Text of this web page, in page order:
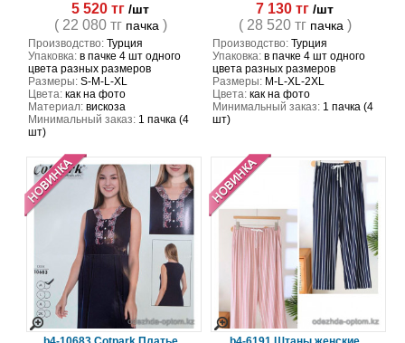
5 520 тг /шт
( 22 080 тг пачка )
Производство:Турция
Упаковка:в пачке 4 шт одного
цвета разных размеров
Размеры:S-M-L-XL
Цвета:как на фото
Материал:вискоза
Минимальный заказ:1 пачка (4
шт)
7 130 тг /шт
( 28 520 тг пачка )
Производство:Турция
Упаковка:в пачке 4 шт одного
цвета разных размеров
Размеры:M-L-XL-2XL
Цвета:как на фото
Минимальный заказ:1 пачка (4
шт)